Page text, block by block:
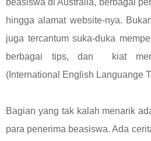
beasiswa di Australia, berbagai
hingga alamat website-nya.
juga tercantum suka-duka
berbagai tips, dan kiat
(International English Languange
Bagian yang tak kalah menarik
para penerima beasiswa. Ada